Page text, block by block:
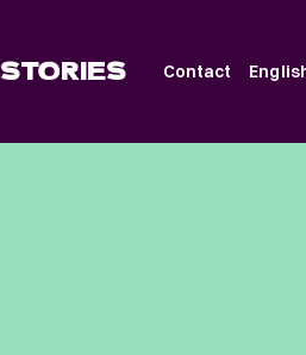
STORIES Contact